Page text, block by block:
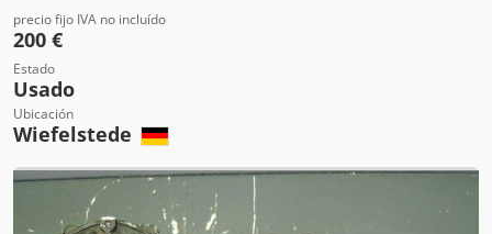
precio fijo IVA no incluído
200 €
Estado
Usado
Ubicación
Wiefelstede